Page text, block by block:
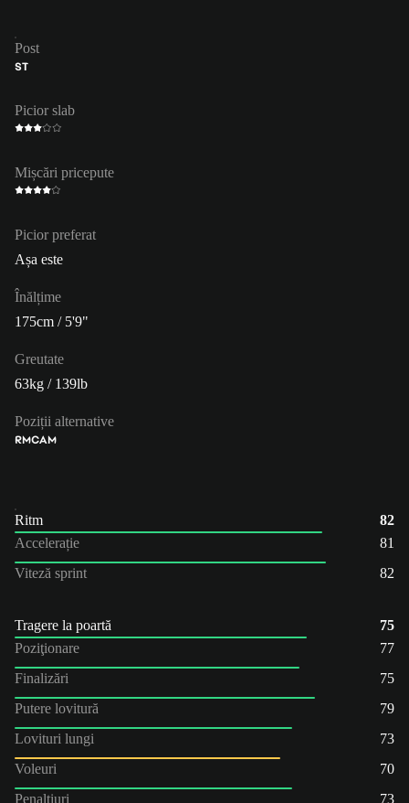
Post
ST
Picior slab
Mișcări pricepute
Picior preferat
Așa este
Înălțime
175cm / 5'9"
Greutate
63kg / 139lb
Poziții alternative
RMCAM
Ritm
82
Accelerație
81
Viteză sprint
82
Tragere la poartă
75
Poziţionare
77
Finalizări
75
Putere lovitură
79
Lovituri lungi
73
Voleuri
70
Penaltiuri
73